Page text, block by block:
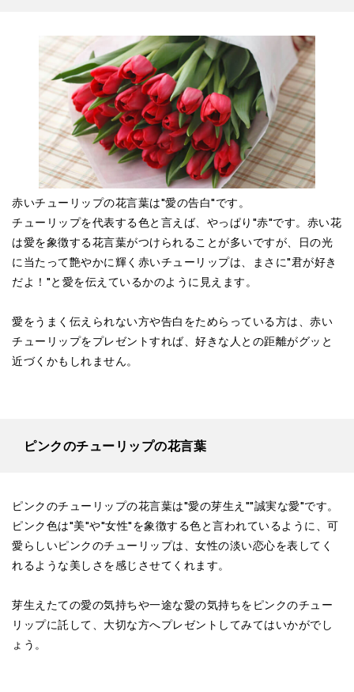
赤いチューリップの花言葉は"愛の告白"です。
チューリップを代表する色と言えば、やっぱり"赤"です。赤い花
は愛を象徴する花言葉がつけられることが多いですが、日の光
に当たって艶やかに輝く赤いチューリップは、まさに"君が好き
だよ！"と愛を伝えているかのように見えます。
愛をうまく伝えられない方や告白をためらっている方は、赤い
チューリップをプレゼントすれば、好きな人との距離がグッと
近づくかもしれません。
ピンクのチューリップの花言葉
ピンクのチューリップの花言葉は"愛の芽生え""誠実な愛"です。
ピンク色は"美"や"女性"を象徴する色と言われているように、可
愛らしいピンクのチューリップは、女性の淡い恋心を表してく
れるような美しさを感じさせてくれます。
芽生えたての愛の気持ちや一途な愛の気持ちをピンクのチュー
リップに託して、大切な方へプレゼントしてみてはいかがでし
ょう。